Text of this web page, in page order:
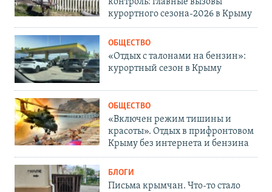
курортного сезона-2026 в Крыму
ОБЩЕСТВО
«Отдых с талонами на бензин»:
курортный сезон в Крыму
ОБЩЕСТВО
«Включен режим тишины и
красоты». Отдых в прифронтовом
Крыму без интернета и бензина
БЛОГИ
Письма крымчан. Что-то стало